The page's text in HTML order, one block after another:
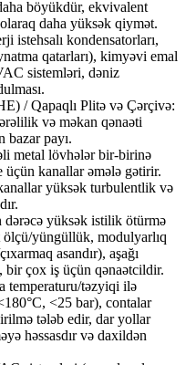
böyükdür, ekvivalent
daha yüksək qiymət.
istehsalı kondensatorları,
qatarları), kimyəvi emal
sistemləri, dəniz
/ Qapaqlı Plitə və Çərçivə:
və məkan qənaəti
bazar payı.
metal lövhələr bir-birinə
üçün kanallar əmələ gətirir.
yüksək turbulentlik və
dərəcə yüksək istilik ötürmə
yüngüllük, modulyarlıq
asandır), aşağı
bir çox iş üçün qənaətcildir.
temperaturu/təzyiqi ilə
<25 bar), contalar
tələb edir, dar yollar
həssasdır və daxildən